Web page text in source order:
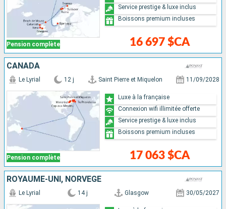
Pension complète 16 697 $CA
Service prestige & luxe inclus
Boissons premium incluses
CANADA
Pension complète
Le Lyrial 12 j Saint Pierre et Miquelon 11/09/2028
17 063 $CA
Luxe à la française
Connexion wifi illimitée offerte
Service prestige & luxe inclus
Boissons premium incluses
ROYAUME-UNI, NORVÈGE
Le Lyrial 14 j Glasgow 30/05/2027